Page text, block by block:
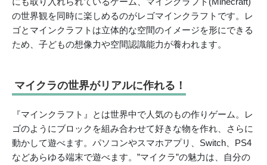
の世界観を同時に楽しめるのがレゴマインクラフトです。レ
ゴとマインクラフトは立体的な空間のイメージを形にできる
ため、子どもの想像力や空間認識能力が養われます。
マイクラの世界がリアルに作れる！
『マインクラフト』とは世界中で人気のもの作りゲーム。レ
ゴのようにブロックを組み合わせて好きな物を作れ、さらに
動かして遊べます。パソコンやスマホアプリ、Switch、PS4
などあらゆる端末で遊べます。”マイクラ”の魅力は、自分の